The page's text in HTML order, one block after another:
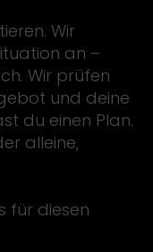
und deine
du einen Plan.
alleine,
diesen